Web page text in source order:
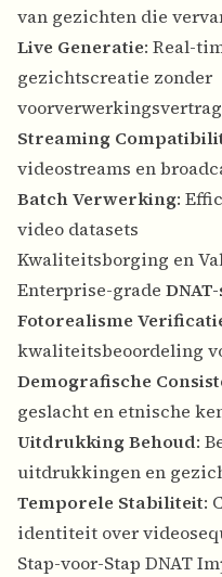
van gezichten die
Live Generatie: Real-
gezichtscreatie zonder
Streaming
videostreams en
Batch Verwerking:
video datasets
Kwaliteitsborging en
Enterprise-grade
Fotorealisme
kwaliteitsbeoordeling
Demografische
geslacht en etnische
Uitdrukking Behoud:
uitdrukkingen en
Temporele Stabiliteit:
identiteit over
Stap-voor-Stap DNAT